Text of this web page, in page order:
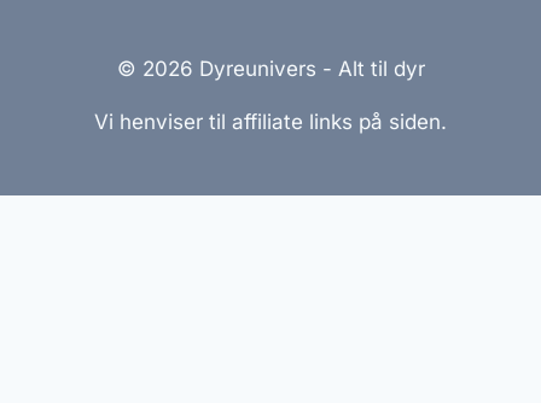
© 2026 Dyreunivers - Alt til dyr
Vi henviser til affiliate links på siden.